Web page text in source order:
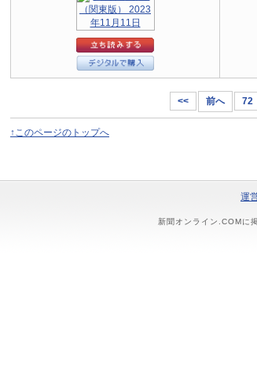
<< 前へ 72
↑このページのトップへ
運
新聞オンライン.COMに